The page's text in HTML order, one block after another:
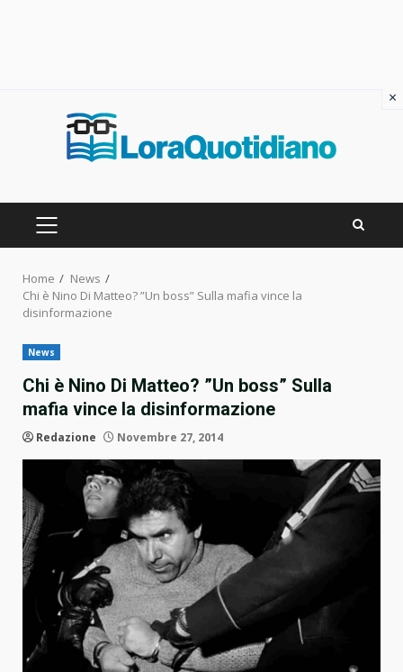
PRIMARY
Home
News
Chi è Nino Di Matteo? ”Un boss” Sulla mafia vince la
disinformazione
News
Chi è Nino Di Matteo? ”Un boss” Sulla
mafia vince la disinformazione
Redazione Novembre 27, 2014
×